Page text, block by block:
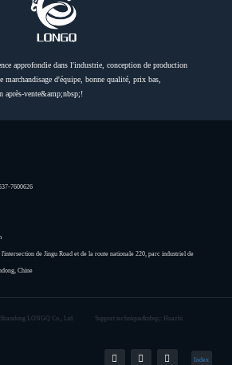
7600626
l'intersection de Jingu Road et de la route nationale 220, parc industriel de
Chine
approfondie dans l'industrie, conception de production
marchandisage d'équipe, bonne qualité, prix bas,
après-vente&amp;nbsp;!
LONGQ Co., Ltd. Support technique&nbsp;: Huazhi
Index